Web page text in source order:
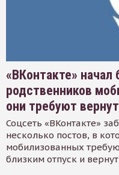
«ВКонтакте»
родственников
они требуют
Соцсеть «ВКонтакте»
несколько постов, в
мобилизованных
близким отпуск и